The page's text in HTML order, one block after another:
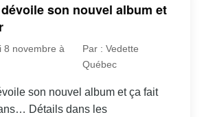
son nouvel album et
8 novembre à
Par : Vedette
Québec
son nouvel album et ça fait
Détails dans les